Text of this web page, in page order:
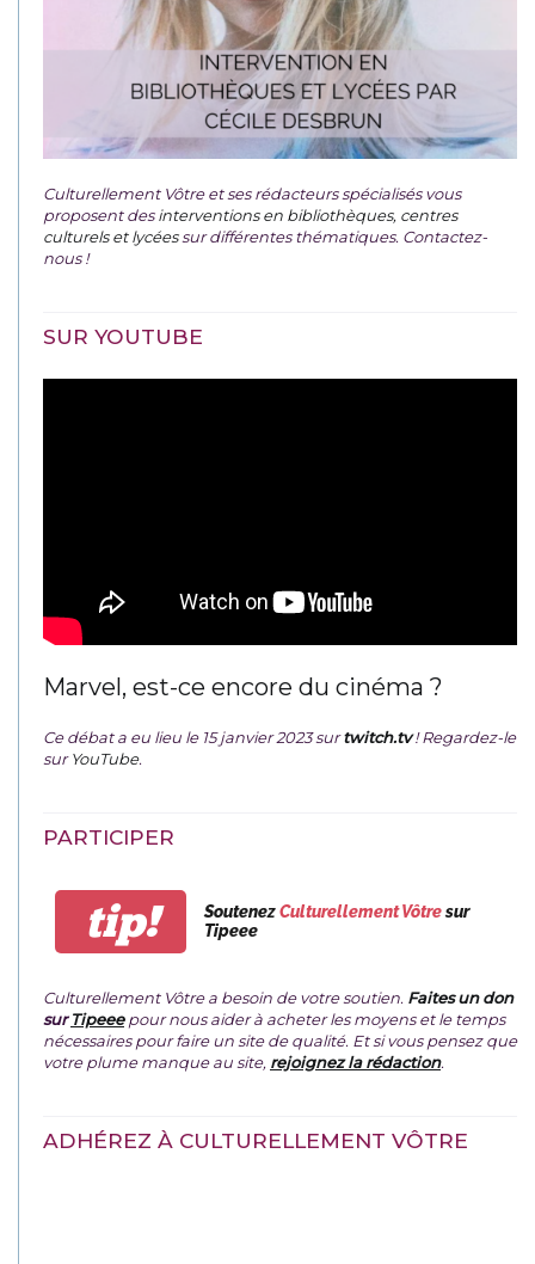
Culturellement Vôtre et ses rédacteurs spécialisés vous
proposent desinterventions en bibliothèques, centres
culturels et lycéessur différentes thématiques. Contactez-
nous !
SUR YOUTUBE
Marvel, est-ce encore du cinéma ?
Ce débat a eu lieu le 15 janvier 2023 surtwitch.tv ! Regardez-le
surYouTube.
PARTICIPER
tip! SoutenezCulturellement Vôtresur
Tipeee
Culturellement Vôtre a besoin de votre soutien. Faites un don
surTipeeepour nous aider à acheter les moyens et le temps
nécessaires pour faire un site de qualité. Et si vous pensez que
votre plume manque au site, rejoignez la rédaction.
ADHÉREZ À CULTURELLEMENT VÔTRE